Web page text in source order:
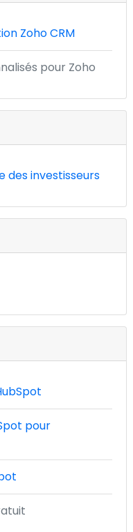
Zoho CRM
pour Zoho
des investisseurs
pour